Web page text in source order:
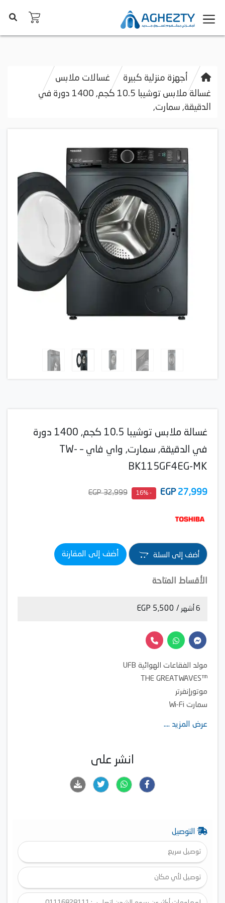
أجهزة منزلية كبيرة
غسالات ملابس
غسالة ملابس توشيبا 10.5 كجم, 1400 دورة في
الدقيقة, سمارت,
غسالة ملابس توشيبا 10.5 كجم, 1400 دورة
في الدقيقة, سمارت, واي فاي – TW-
BK115GF4EG-MK
27,999
EGP
- 16%
32,999 EGP
أضف إلى السلة أضف إلى المقارنة
الأقساط المتاحة
6 أشهر / 5,500 EGP
مولد الفقاعات الهوائية UFB
™THE GREATWAVES
موتورإنفرتر
سمارت Wi-Fi
مروحة ذوبان المسحوق ™ CYCLONE MIX
عرض المزيد ....
انشر على
التوصيل
توصيل سريع
توصيل لأي مكان